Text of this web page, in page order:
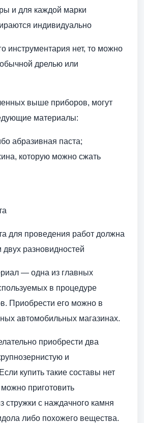
и для каждой марки
индивидуально
инструментария нет, то можно
дрелью или
выше приборов, могут
материалы:
абразивная паста;
которую можно сжать
для проведения работ должна
разновидностей
— одна из главных
в процедуре
Приобрести его можно в
автомобильных магазинах.
приобрести два
и
купить такие составы нет
приготовить
стружки с наждачного камня
либо похожего вещества.